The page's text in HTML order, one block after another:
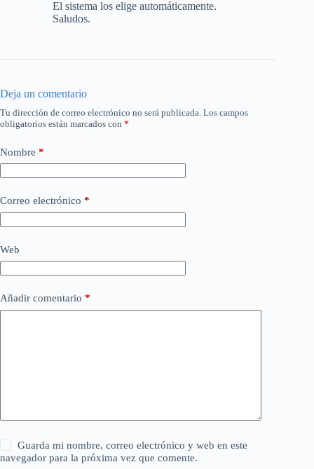
El sistema los elige automáticamente.
Saludos.
Deja un comentario
Tu dirección de correo electrónico no será publicada. Los campos
obligatorios están marcados con *
Nombre *
Correo electrónico *
Web
Añadir comentario *
Guarda mi nombre, correo electrónico y web en este
navegador para la próxima vez que comente.